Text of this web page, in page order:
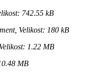
742.55 kB
Velikost: 180 kB
1.22 MB
MB